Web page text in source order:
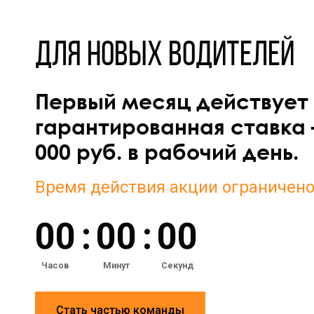
Для новых водителей
Первый месяц действует
гарантированная
000 руб. в рабочий день.
Время действия акции ограничено
00
Часов
: 00
Минут
: 00
Секунд
Стать частью команды